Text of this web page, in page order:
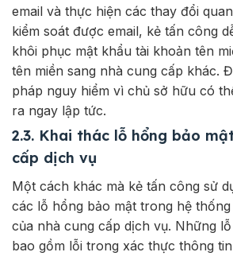
email và thực hiện các thay đổi
kiểm soát được email, kẻ tấn công
khôi phục mật khẩu tài khoản tên
tên miền sang nhà cung cấp khác.
pháp nguy hiểm vì chủ sở hữu có
ra ngay lập tức.
2.3. Khai thác lỗ hổng bảo
cấp dịch vụ
Một cách khác mà kẻ tấn công sử
các lỗ hổng bảo mật trong hệ
của nhà cung cấp dịch vụ. Những
bao gồm lỗi trong xác thực thông